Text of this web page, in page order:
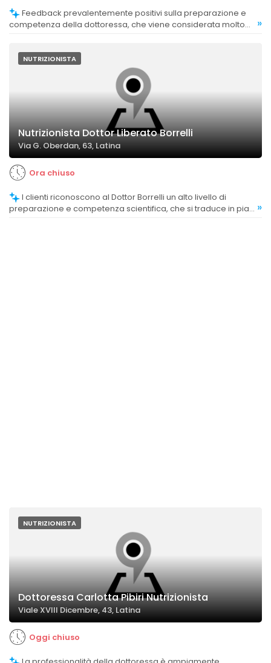
competenza della dottoressa, che viene considerata molto
»
NUTRIZIONISTA
Nutrizionista Dottor Liberato Borrelli
Via G. Oberdan, 63, Latina
Ora chiuso
preparazione e competenza scientifica, che si traduce in piani »
NUTRIZIONISTA
Dottoressa Carlotta Pibiri Nutrizionista
Viale XVIII Dicembre, 43, Latina
Oggi chiuso